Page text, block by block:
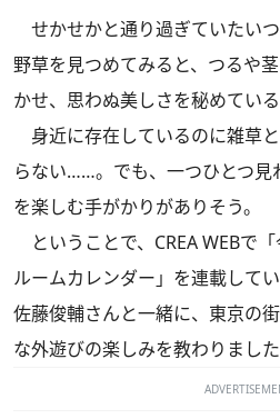
せかせかと通り過ぎていたい
野草を見つめてみると、つるや
かせ、思わぬ美しさを秘めてい
身近に存在しているのに雑草
らない……。でも、一つひとつ見
を楽しむ手がかりがありそう。
ということで、CREA WEBで「
ルームカレンダー 」を連載して
佐藤俊輔さんと一緒に、東京の
な外遊びの楽しみを教わりました